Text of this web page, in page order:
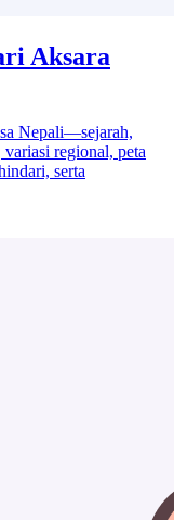
Aksara
Nepali—sejarah,
variasi regional, peta
serta